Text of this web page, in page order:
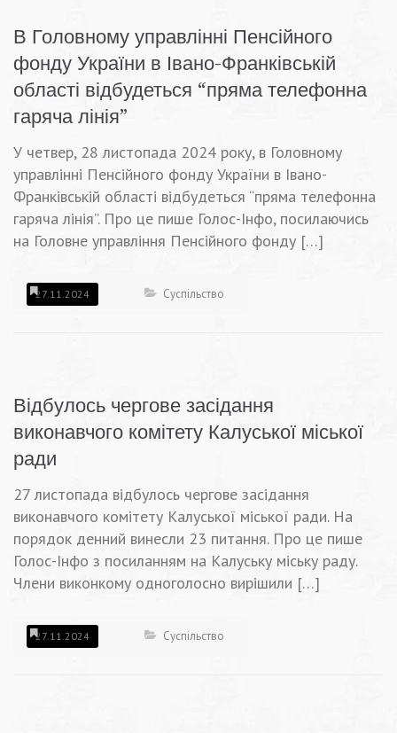
В Головному управлінні Пенсійного
фонду України в Івано-Франківській
області відбудеться “пряма телефонна
гаряча лінія”
У четвер, 28 листопада 2024 року, в Головному
управлінні Пенсійного фонду України в Івано-
Франківській області відбудеться “пряма телефонна
гаряча лінія”. Про це пише Голос-Інфо, посилаючись
на Головне управління Пенсійного фонду […]
27.11.2024 Суспільство
Відбулось чергове засідання
виконавчого комітету Калуської міської
ради
27 листопада відбулось чергове засідання
виконавчого комітету Калуської міської ради. На
порядок денний винесли 23 питання. Про це пише
Голос-Інфо з посиланням на Калуську міську раду.
Члени виконкому одноголосно вирішили […]
27.11.2024 Суспільство